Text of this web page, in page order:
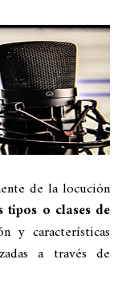
de la locución
tipos o clases de
y características
a través de